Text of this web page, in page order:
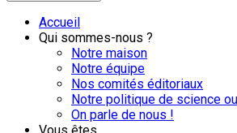
Accueil
Qui sommes-nous ?
Notre maison
Notre équipe
Nos comités éditoriaux
Notre politique de science
On parle de nous !